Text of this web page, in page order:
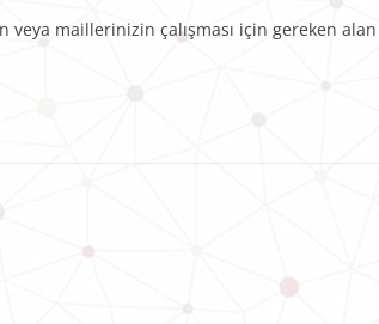
veya maillerinizin çalışması için gereken alan